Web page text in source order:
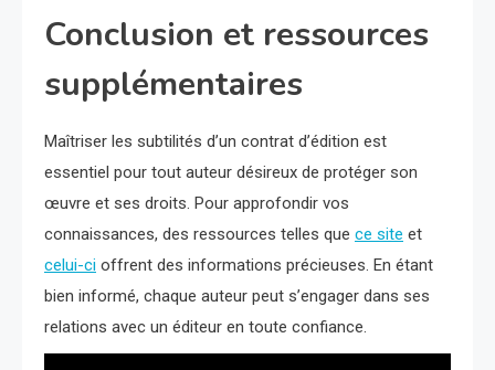
Conclusion et ressources
supplémentaires
Maîtriser les subtilités d’un contrat d’édition est
essentiel pour tout auteur désireux de protéger son
œuvre et ses droits. Pour approfondir vos
connaissances, des ressources telles que ce site et
celui-ci offrent des informations précieuses. En étant
bien informé, chaque auteur peut s’engager dans ses
relations avec un éditeur en toute confiance.